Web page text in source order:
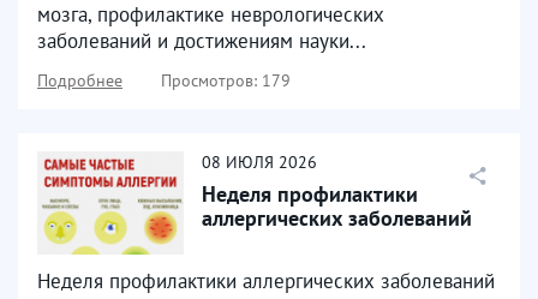
мозга, профилактике неврологических
заболеваний и достижениям науки...
Подробнее Просмотров: 179
08 ИЮЛЯ 2026
Неделя профилактики
аллергических заболеваний
Неделя профилактики аллергических заболеваний